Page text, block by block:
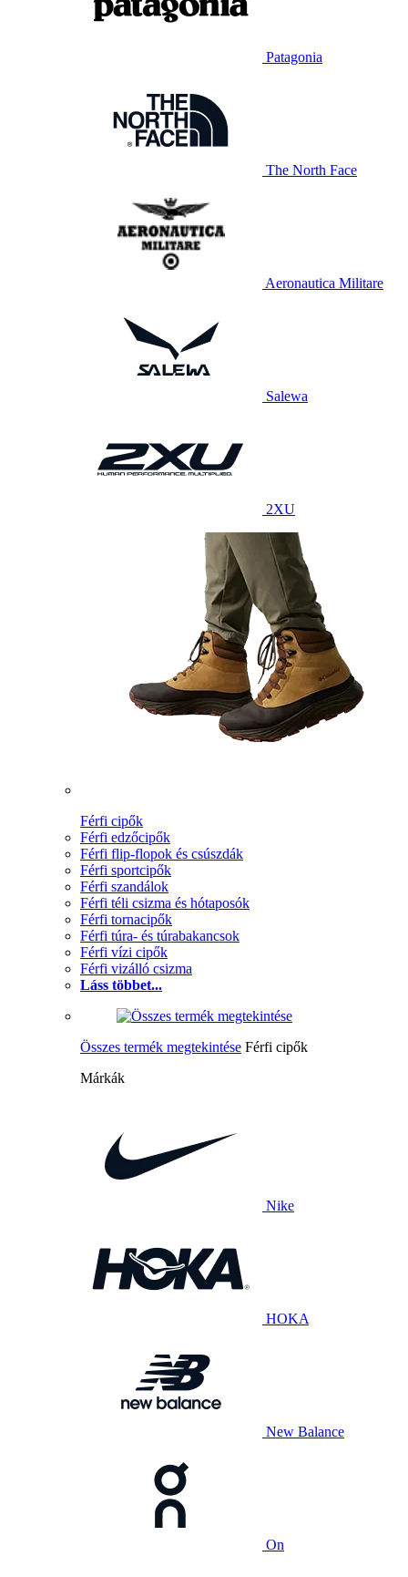
Patagonia
The North Face
Aeronautica Militare
Salewa
2XU
Férfi cipők
Férfi edzőcipők
Férfi flip-flopok és csúszdák
Férfi sportcipők
Férfi szandálok
Férfi téli csizma és hótaposók
Férfi tornacipők
Férfi túra- és túrabakancsok
Férfi vízi cipők
Férfi vizálló csizma
Láss többet...
Összes termék megtekintése Férfi cipők
Márkák
Nike
HOKA
New Balance
On